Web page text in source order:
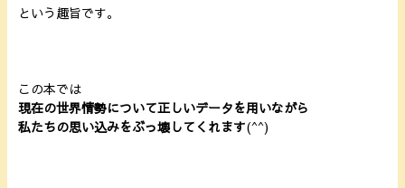
という趣旨です。
この本では
現在の世界情勢について正しいデータを用いながら
私たちの思い込みをぶっ壊してくれます(^^)